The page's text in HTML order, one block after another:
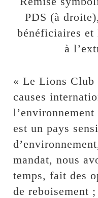
PDS (à
bénéficiaires et
à
« Le Lions Club
causes
est un pays
mandat, nous
temps, fait des
de reboisement